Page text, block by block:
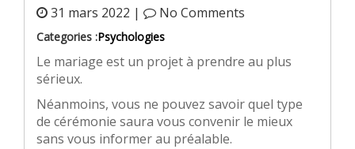
31 mars 2022 | No Comments
Categories :Psychologies
Le mariage est un projet à prendre au plus
sérieux.
Néanmoins, vous ne pouvez savoir quel type
de cérémonie saura vous convenir le mieux
sans vous informer au préalable.